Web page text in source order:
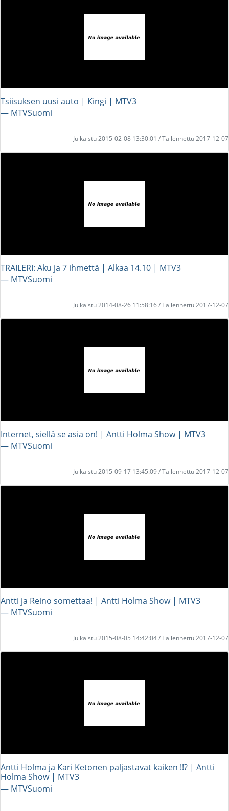
Tsiisuksen uusi auto | Kingi | MTV3
― MTVSuomi
Julkaistu 2015-02-08 13:30:01 / Tallennettu 2017-12-07
TRAILERI: Aku ja 7 ihmettä | Alkaa 14.10 | MTV3
― MTVSuomi
Julkaistu 2014-08-26 11:58:16 / Tallennettu 2017-12-07
Internet, siellä se asia on! | Antti Holma Show | MTV3
― MTVSuomi
Julkaistu 2015-09-17 13:45:09 / Tallennettu 2017-12-07
Antti ja Reino somettaa! | Antti Holma Show | MTV3
― MTVSuomi
Julkaistu 2015-08-05 14:42:04 / Tallennettu 2017-12-07
Antti Holma ja Kari Ketonen paljastavat kaiken !!? | Antti
Holma Show | MTV3
― MTVSuomi